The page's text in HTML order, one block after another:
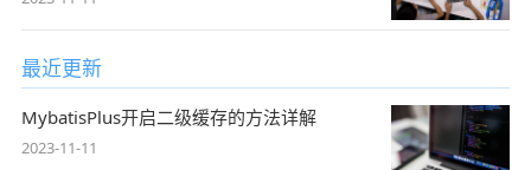
最近更新
MybatisPlus开启二级缓存的方法详解
2023-11-11